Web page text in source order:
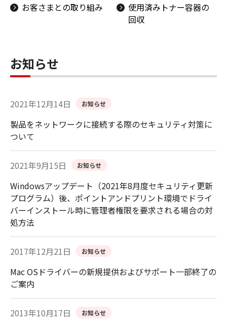
お客さまとの取り組み
使用済みトナー容器の
回収
お知らせ
2021年12月14日 お知らせ
製品をネットワークに接続する際のセキュリティ対策に
ついて
2021年9月15日 お知らせ
Windowsアップデート（2021年8月度セキュリティ更新
プログラム）後、ポイントアンドプリント環境でドライ
バーインストール時に管理者権限を要求される場合の対
処方法
2017年12月21日 お知らせ
Mac OSドライバーの新規提供およびサポート一部終了の
ご案内
2013年10月17日 お知らせ